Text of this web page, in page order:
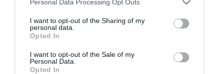
Personal Data Processing Opt Outs
I want to opt-out of the Sharing of my
personal data.
Opted In
I want to opt-out of the Sale of my
Personal Data.
Opted In
Μαρίας
Ιορδανίδου στο
Ηλιούπολης
Μαρίας
Παπάγου